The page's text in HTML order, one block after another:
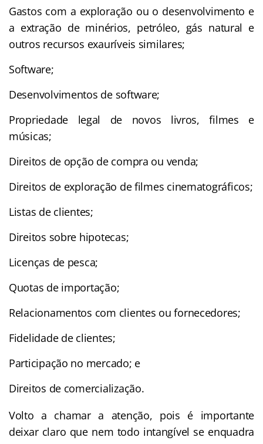
Gastos com a exploração ou o desenvolvimento e
a extração de minérios, petróleo, gás natural e
outros recursos exauríveis similares;
Software;
Desenvolvimentos de software;
Propriedade legal de novos livros, filmes e
músicas;
Direitos de opção de compra ou venda;
Direitos de exploração de filmes cinematográficos;
Listas de clientes;
Direitos sobre hipotecas;
Licenças de pesca;
Quotas de importação;
Relacionamentos com clientes ou fornecedores;
Fidelidade de clientes;
Participação no mercado; e
Direitos de comercialização.
Volto a chamar a atenção, pois é importante
deixar claro que nem todo intangível se enquadra